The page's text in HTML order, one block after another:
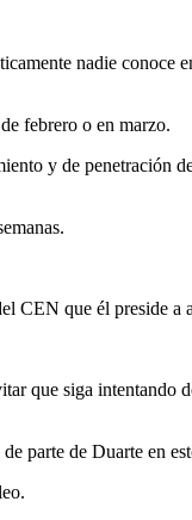
nadie conoce
febrero o en marzo.
y de penetración
CEN que él preside a
que siga intentando
parte de Duarte en